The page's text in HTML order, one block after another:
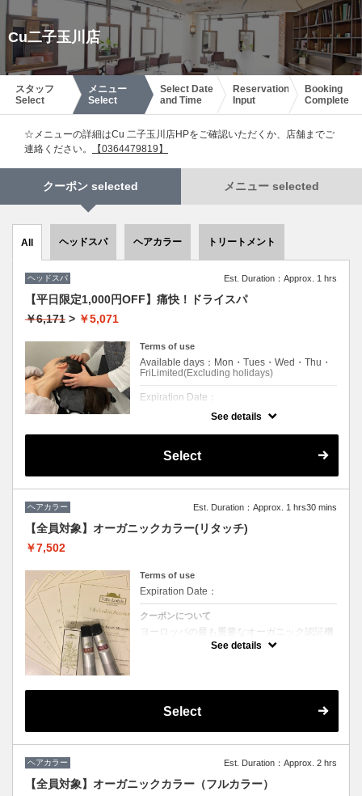
Cu二子玉川店
スタッフ
Select
メニュー
Select
Select Date
and Time
Reservation
Input
Booking
Complete
☆メニューの詳細はCu 二子玉川店HPをご確認いただくか、店舗までご
連絡ください。
【0364479819】
クーポン selected メニュー selected
All ヘッドスパ ヘアカラー トリートメント
ヘッドスパ Est. Duration：Approx. 1 hrs
【平日限定1,000円OFF】痛快！ドライスパ
￥6,171 > ￥5,071
Terms of use
Available days：Mon・Tues・Wed・Thu・
FriLimited(Excluding holidays)
Expiration Date：
首肩コリや眼精疲労でお悩みの方に！
※シャンプーをご希望の場合はオプション選
択でシャンプー(＋3,751円)をお選びくださ
い。
See details
Select
ヘアカラー Est. Duration：Approx. 1 hrs30 mins
【全員対象】オーガニックカラー(リタッチ)
￥7,502
Terms of use
Expiration Date：
クーポンについて
ヨーロッパの最も重要なオーガニック認証機
関「ICEA」認定、天然由来成分92％のカラ
おり、確かな知識で頭皮やお髪に対するケ
ア、アドバイスをさせていただきます。
だけます。
(ブロー仕上げの場合、別途頂戴いたします)
See details
Select
ヘアカラー Est. Duration：Approx. 2 hrs
【全員対象】オーガニックカラー（フルカラー）